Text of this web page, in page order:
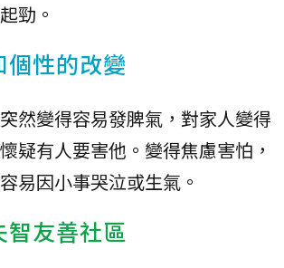
勁。
個性的改變
然變得容易發脾氣，對家人變得
疑有人要害他。變得焦慮害怕，
易因小事哭泣或生氣。
智友善社區